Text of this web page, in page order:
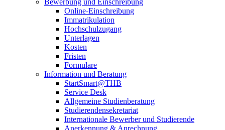
Bewerbung und Einschreibung
Online-Einschreibung
Immatrikulation
Hochschulzugang
Unterlagen
Kosten
Fristen
Formulare
Information und Beratung
StartSmart@THB
Service Desk
Allgemeine Studienberatung
Studierendensekretariat
Internationale Bewerber und Studierende
Anerkennung & Anrechnung